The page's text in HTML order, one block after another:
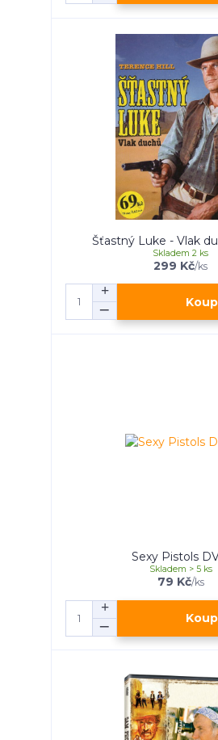
Šťastný Luke - Vlak
299 Kč/ks
Skladem 2 ks
Sexy Pistols
79 Kč/ks
Skladem > 5 ks